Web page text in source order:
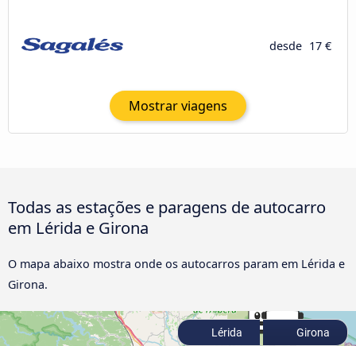
desde 17 €
Mostrar viagens
Todas as estações e paragens de autocarro
em Lérida e Girona
O mapa abaixo mostra onde os autocarros param em Lérida e
Girona.
Lérida Girona